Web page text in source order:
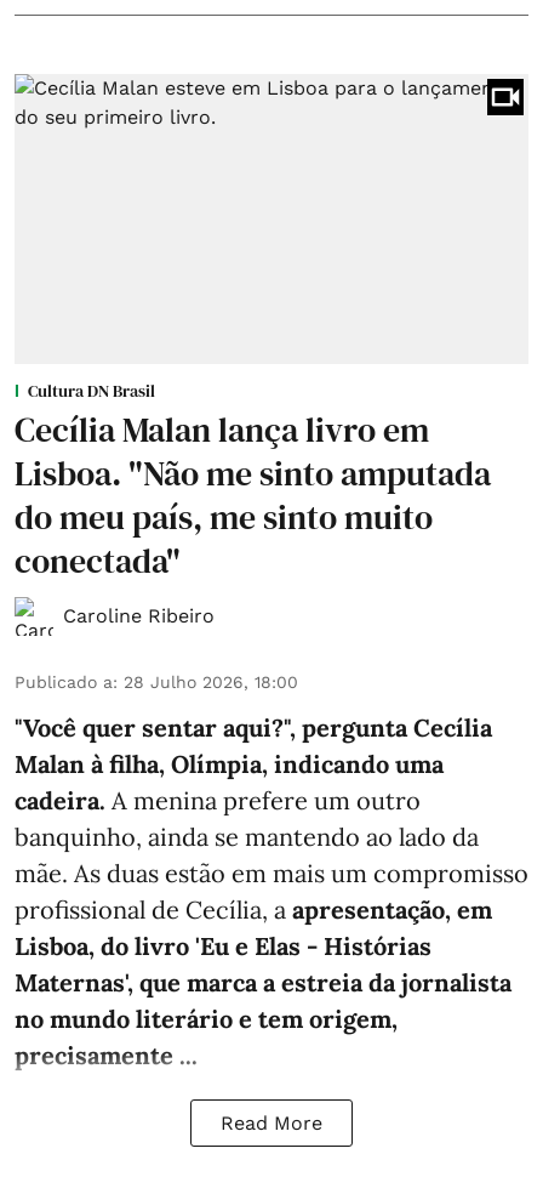
Cultura DN Brasil
Cecília Malan lança livro em
Lisboa. "Não me sinto amputada
do meu país, me sinto muito
conectada"
Caroline Ribeiro
Publicado a: 28 Julho 2026, 18:00
"Você quer sentar aqui?", pergunta Cecília
Malan à filha, Olímpia, indicando uma
cadeira. A menina prefere um outro
banquinho, ainda se mantendo ao lado da
mãe. As duas estão em mais um compromisso
profissional de Cecília, a apresentação, em
Lisboa, do livro 'Eu e Elas - Histórias
Maternas', que marca a estreia da jornalista
no mundo literário e tem origem,
precisamente ...
Read More